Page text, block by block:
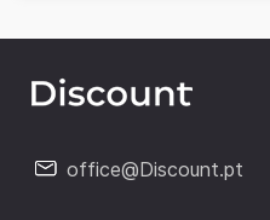
office@Discount.pt